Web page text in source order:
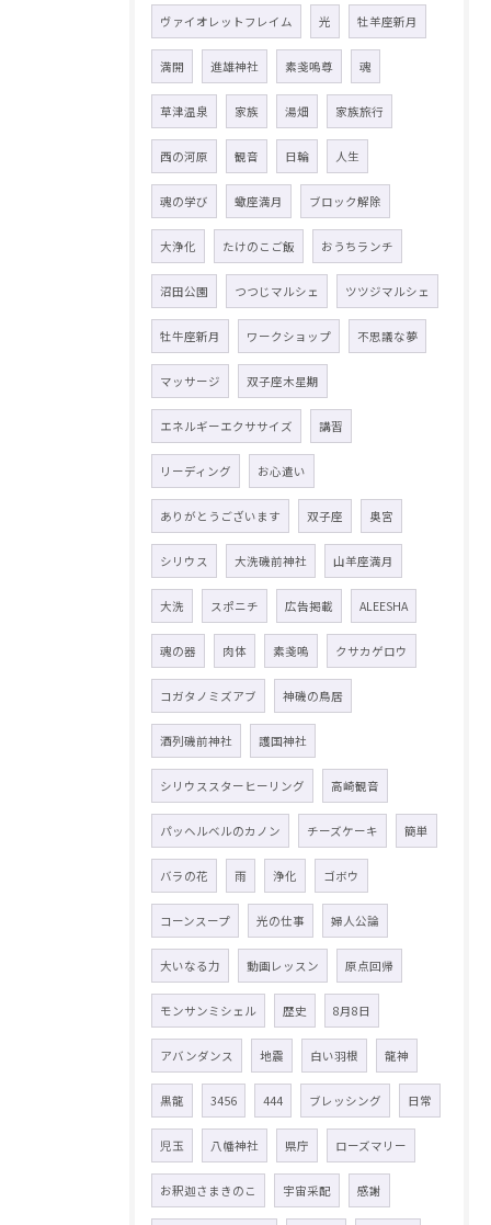
ヴァイオレットフレイム 光 牡羊座新月
満開 進雄神社 素戔嗚尊 魂
草津温泉 家族 湯畑 家族旅行
西の河原 観音 日輪 人生
魂の学び 蠍座満月 ブロック解除
大浄化 たけのこご飯 おうちランチ
沼田公園 つつじマルシェ ツツジマルシェ
牡牛座新月 ワークショップ 不思議な夢
マッサージ 双子座木星期
エネルギーエクササイズ 講習
リーディング お心遣い
ありがとうございます 双子座 奥宮
シリウス 大洗磯前神社 山羊座満月
大洗 スポニチ 広告掲載 ALEESHA
魂の器 肉体 素戔嗚 クサカゲロウ
コガタノミズアブ 神磯の鳥居
酒列磯前神社 護国神社
シリウススターヒーリング 高崎観音
パッヘルベルのカノン チーズケーキ 簡単
バラの花 雨 浄化 ゴボウ
コーンスープ 光の仕事 婦人公論
大いなる力 動画レッスン 原点回帰
モンサンミシェル 歴史 8月8日
アバンダンス 地震 白い羽根 龍神
黒龍 3456 444 ブレッシング 日常
児玉 八幡神社 県庁 ローズマリー
お釈迦さまきのこ 宇宙采配 感謝